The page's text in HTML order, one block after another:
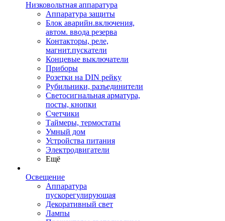
Низковольтная аппаратура
Аппаратура защиты
Блок аварийн.включения,
автом. ввода резерва
Контакторы, реле,
магнит.пускатели
Концевые выключатели
Приборы
Розетки на DIN рейку
Рубильники, разъединители
Светосигнальная арматура,
посты, кнопки
Счетчики
Таймеры, термостаты
Умный дом
Устройства питания
Электродвигатели
Ещё
Освещение
Аппаратура
пускорегулирующая
Декоративный свет
Лампы